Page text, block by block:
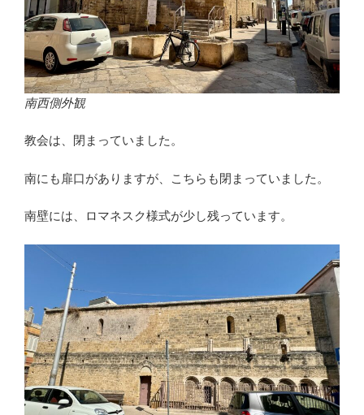
南西側外観
教会は、閉まっていました。
南にも扉口がありますが、こちらも閉まっていました。
南壁には、ロマネスク様式が少し残っています。